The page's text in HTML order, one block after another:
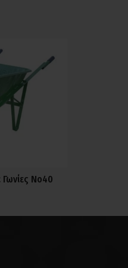
Γωνίες Νο40